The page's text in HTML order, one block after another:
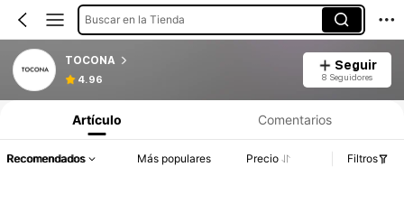
Buscar en la Tienda
TOCONA
4.96
Seguir
8 Seguidores
Artículo Comentarios
Recomendados Más populares Precio Filtros